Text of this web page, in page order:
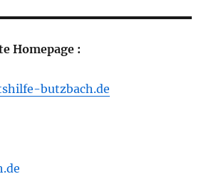
Homepage :
butzbach.de